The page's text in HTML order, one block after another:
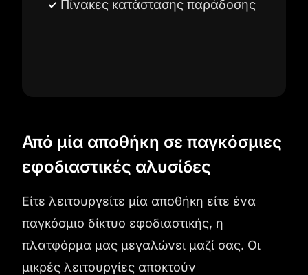
Πίνακες κατάστασης παράδοσης
Από μία αποθήκη σε παγκόσμιες
εφοδιαστικές αλυσίδες
Είτε λειτουργείτε μία αποθήκη είτε ένα
παγκόσμιο δίκτυο εφοδιαστικής, η
πλατφόρμα μας μεγαλώνει μαζί σας. Οι
μικρές λειτουργίες αποκτούν